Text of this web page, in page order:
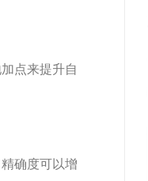
点来提升自
确度可以增